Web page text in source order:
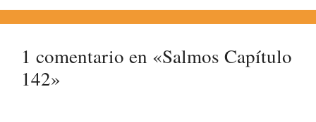
1 comentario en «Salmos Capítulo
142»